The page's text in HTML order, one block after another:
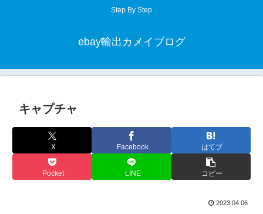
Step By Step
ebay輸出カメイブログ
キャプチャ
X Facebook はてブ
Pocket LINE コピー
2023.04.06